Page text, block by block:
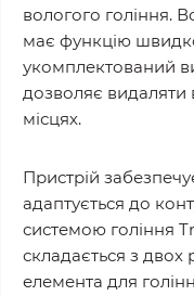
вологого гоління.
має функцію
укомплектований
дозволяє видаляти
місцях.
Пристрій
адаптується до
системою гоління
складається з двох
елемента для